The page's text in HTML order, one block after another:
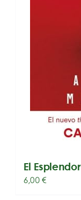
El Esplendor
6,00€